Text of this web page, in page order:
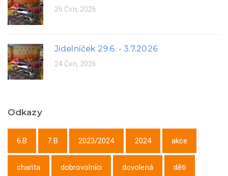
26 Čvn, 2026
Jídelníček 29.6. - 3.7.2026
24 Čvn, 2026
Odkazy
6.B 7.B 2023/2024 2024 akce
charita dobrovolníci dovolená děti